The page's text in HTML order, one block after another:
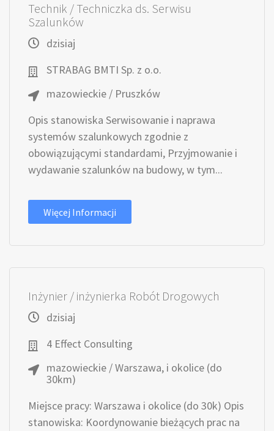
Technik / Techniczka ds. Serwisu
Szalunków
dzisiaj
STRABAG BMTI Sp. z o.o.
mazowieckie / Pruszków
Opis stanowiska Serwisowanie i naprawa
systemów szalunkowych zgodnie z
obowiązującymi standardami, Przyjmowanie i
wydawanie szalunków na budowy, w tym...
Więcej Informacji
Inżynier / inżynierka Robót Drogowych
dzisiaj
4 Effect Consulting
mazowieckie / Warszawa, i okolice (do
30km)
Miejsce pracy: Warszawa i okolice (do 30k) Opis
stanowiska: Koordynowanie bieżących prac na